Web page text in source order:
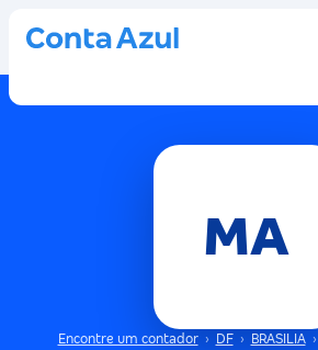
MA
Encontre um contador › DF › BRASILIA ›